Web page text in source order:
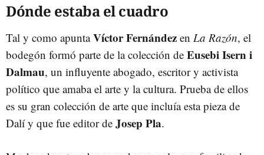
Dónde estaba el cuadro
Tal y como apuntaVíctor Fernández en La Razón, el
bodegón formó parte de la colección de Eusebi Isern i
Dalmau, un influyente abogado, escritor y activista
político que amaba el arte y la cultura. Prueba de ellos
es su gran colección de arte que incluía esta pieza de
Dalí y que fue editor de Josep Pla.